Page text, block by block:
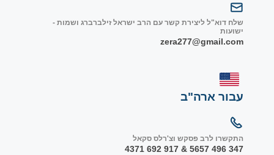
שלח דוא"ל ליצירת קשר עם הרב ישראל זילברברג ושמות -
ישועות
zera277@gmail.com
עבור ארה"ב
התקשרו לרב פסקש וצ'רלס סקאל
347 496 5657 & 917 692 4371